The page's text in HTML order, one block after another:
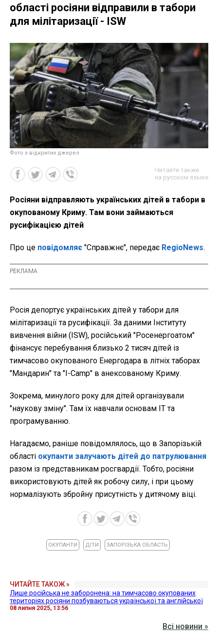
області росіяни відправили в табори
для мілітаризації - ISW
Фото з відкритих джерел
Читайте также
на русском языке
Росіяни відправляють українських дітей в табори в
окупованому Криму. Там вони займаються
русифікацією дітей
Про це повідомляє "Справжнє", передає RegioNews.
Росія депортує українських дітей у табори для
мілітаризації та русифікації. За даними Інституту
вивчення війни (ISW), російський "Росенергоатом"
фінансує перебування близько 2 тисяч дітей із
тимчасово окупованого Енергодара в літніх таборах
"Мандарин" та "I-Camp" в анексованому Криму.
Зокрема, минулого року для дітей організували
"наукову зміну". Там їх навчали основам ІТ та
програмуванню.
Нагадаємо, раніше повідомлялось, що в Запорізькій
області окупанти залучають дітей до патрулювання
разом із представникам росгвардії. Тобто, росіяни
використовують дітей як робочу силу, і при цьому
нормалізують збройну присутність у дитячому віці.
ОКУПАНТИ ДІТИ ЗАПОРІЗЬКА ОБЛАСТЬ
ЧИТАЙТЕ ТАКОЖ »
Лише російська не заборонена: на тимчасово окупованих
територіях росіяни позбуваються української та англійської
08 липня 2025, 13:56
Всі новини »